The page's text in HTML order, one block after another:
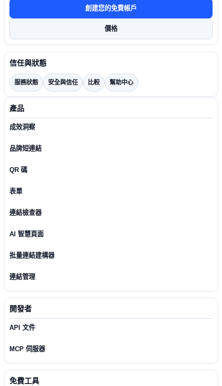
創建您的免費帳戶
價格
信任與狀態
服務狀態 安全與信任 比較 幫助中心
產品
成效洞察
品牌短連結
QR 碼
表單
連結檢查器
AI 智慧頁面
批量連結建構器
連結管理
開發者
API 文件
MCP 伺服器
免費工具